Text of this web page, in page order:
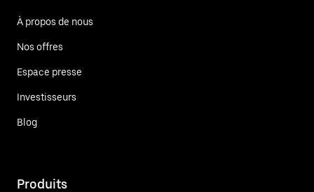
À propos de nous
Nos offres
Espace presse
Investisseurs
Blog
Produits